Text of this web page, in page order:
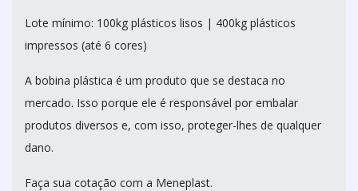
Lote mínimo: 100kg plásticos lisos | 400kg plásticos
impressos (até 6 cores)
A bobina plástica é um produto que se destaca no
mercado. Isso porque ele é responsável por embalar
produtos diversos e, com isso, proteger-lhes de qualquer
dano.
Faça sua cotação com a Meneplast.